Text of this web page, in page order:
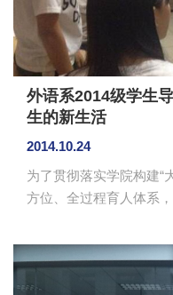
外语系2014级学生
生的新生活
2014.10.24
为了贯彻落实学院构建“
方位、全过程育人体系
文娟在辅导员黄玉亭和
2014级的新生宿舍，了
状态。 14级新生满心期待、以热烈地掌声和多样的节